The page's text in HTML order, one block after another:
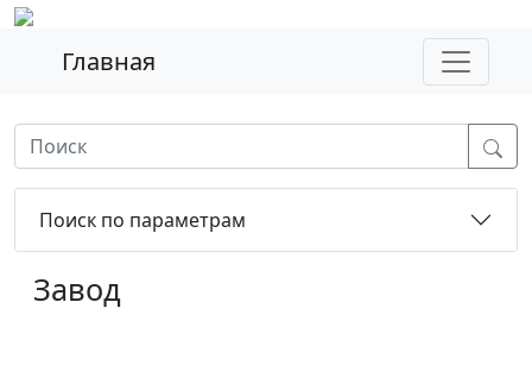
Главная
Поиск по параметрам
Завод